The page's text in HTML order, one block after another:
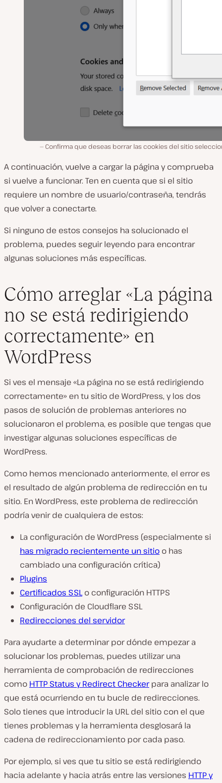
Confirma que deseas borrar las cookies del sitio
A continuación, vuelve a cargar la página y comprueba
si vuelve a funcionar. Ten en cuenta que si el sitio
requiere un nombre de usuario/contraseña, tendrás
que volver a conectarte.
Si ninguno de estos consejos ha solucionado el
problema, puedes seguir leyendo para encontrar
algunas soluciones más específicas.
Cómo arreglar «La página
no se está redirigiendo
correctamente» en
WordPress
Si ves el mensaje «La página no se está redirigiendo
correctamente» en tu sitio de WordPress, y los dos
pasos de solución de problemas anteriores no
solucionaron el problema, es posible que tengas que
investigar algunas soluciones específicas de
WordPress.
Como hemos mencionado anteriormente, el error es
el resultado de algún problema de redirección en tu
sitio. En WordPress, este problema de redirección
podría venir de cualquiera de estos:
La configuración de WordPress (especialmente si
has migrado recientemente un sitio o has
cambiado una configuración crítica)
Plugins
Certificados SSLo configuración HTTPS
Configuración de Cloudflare SSL
Redirecciones del servidor
Para ayudarte a determinar por dónde empezar a
solucionar los problemas, puedes utilizar una
herramienta de comprobación de redirecciones
como HTTP Status y Redirect Checkerpara analizar lo
que está ocurriendo en tu bucle de redirecciones.
Solo tienes que introducir la URL del sitio con el que
tienes problemas y la herramienta desglosará la
cadena de redireccionamiento por cada paso.
Por ejemplo, si ves que tu sitio se está redirigiendo
hacia adelante y hacia atrás entre las versiones HTTP y